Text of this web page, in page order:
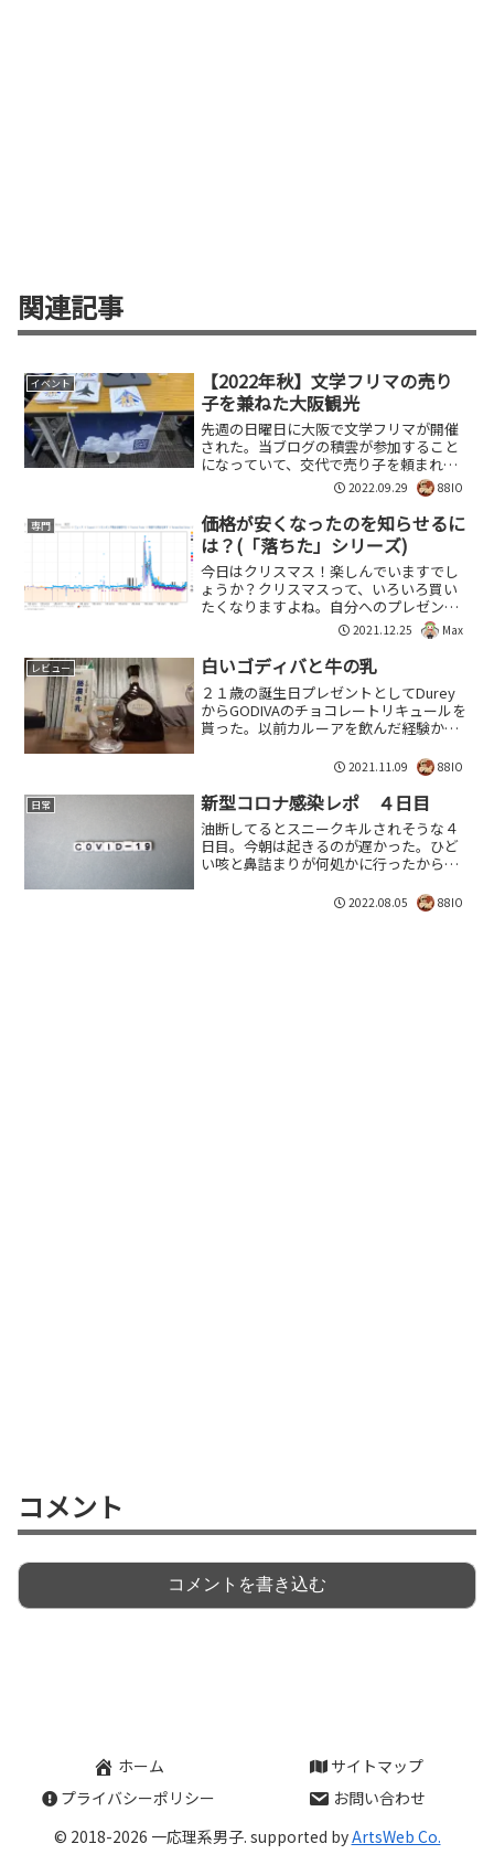
関連記事
イベント
【2022年秋】文学フリマの売り
子を兼ねた大阪観光
先週の日曜日に大阪で文学フリマが開催
された。当ブログの積雲が参加すること
になっていて、交代で売り子を頼まれて
たので前日入りして大阪観光をすること
にした。交通費は新幹線代をケチって行
き帰りバスを使ったので往復6,000円程
度。女性優先なのは良...
2022.09.29 88IO
専門
価格が安くなったのを知らせるに
は？(「落ちた」シリーズ)
今日はクリスマス！楽しんでいますでし
ょうか？クリスマスって、いろいろ買い
たくなりますよね。自分へのプレゼント
や身近な人へのプレゼント。そんなとき
に使えるような話を今回はしていきま
す。AmazonAmazonってよくセールをし
ていますが、いつ...
2021.12.25 Max
レビュー 白いゴディバと牛の乳
２１歳の誕生日プレゼントとしてDurey
からGODIVAのチョコレートリキュールを
貰った。以前カルーアを飲んだ経験から
ことにした。『ゴディバホワイトチョコ
レートリキュールミルク割り』普段スタ
バで注文するメ...
2021.11.09 88IO
日常 新型コロナ感染レポ ４日目
油断してるとスニークキルされそうな４
日目。今朝は起きるのが遅かった。ひど
い咳と鼻詰まりが何処かに行ったから
明らかに昨日ほどの気怠さがない。目の
疲れも強く感じなくて嬉しくなった。幻
2022.08.05 88IO
コメント
コメントを書き込む
ホーム
サイトマップ
プライバシーポリシー
お問い合わせ
© 2018-2026 一応理系男子. supported byArtsWeb Co.